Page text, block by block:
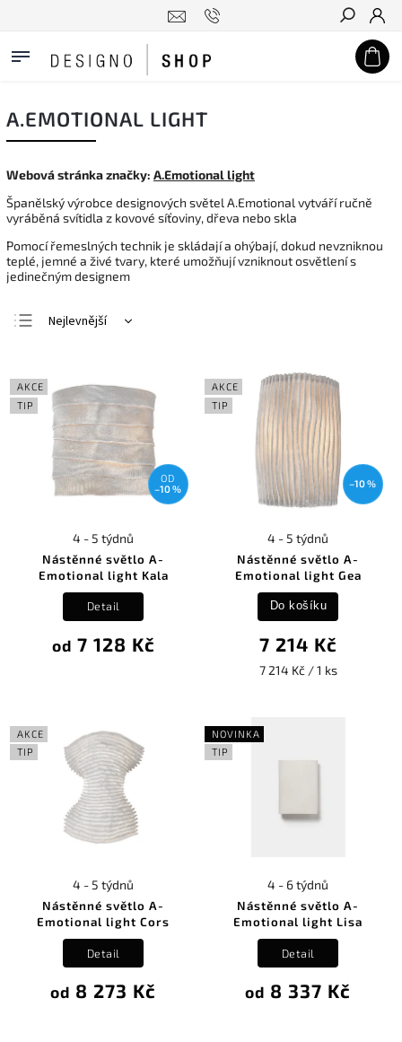
Hledat
A.EMOTIONAL LIGHT
Webová stránka značky: A.Emotional light
Španělský výrobce designových světel A.Emotional vytváří ručně
vyráběná svítidla z kovové síťoviny, dřeva nebo skla
Pomocí řemeslných technik je skládají a ohýbají, dokud nevzniknou
teplé, jemné a živé tvary, které umožňují vzniknout osvětlení s
jedinečným designem
Nejlevnější
Abecedně
AKCE
TIP
OD
–10 %
Nástěnné světlo A-
Emotional light Kala
4 - 5 týdnů
od 7 128 Kč
Detail
AKCE
TIP
–10 %
Nástěnné světlo A-
Emotional light Gea
4 - 5 týdnů
7 214 Kč
7 214 Kč / 1 ks
Do košíku
AKCE
TIP
Nástěnné světlo A-
Emotional light Cors
4 - 5 týdnů
od 8 273 Kč
Detail
NOVINKA
TIP
Nástěnné světlo A-
Emotional light Lisa
4 - 6 týdnů
od 8 337 Kč
Detail